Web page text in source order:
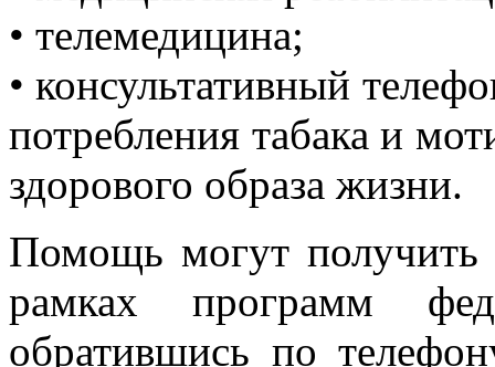
• телемедицина;
• консультативный
потребления табака и
здорового образа жизни.
Помощь могут
рамках программ
обратившись по